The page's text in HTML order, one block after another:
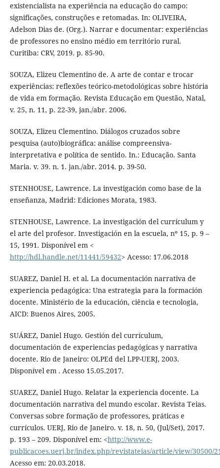
existencialista na experiência na educação do campo:
significações, construções e retomadas. In: OLIVEIRA,
Adelson Dias de. (Org.). Narrar e documentar: experiências
de professores no ensino médio em território rural.
Curitiba: CRV, 2019. p. 85-90.
SOUZA, Elizeu Clementino de. A arte de contar e trocar
experiências: reflexões teórico-metodológicas sobre história
de vida em formação. Revista Educação em Questão, Natal,
v. 25, n. 11, p. 22-39, jan./abr. 2006.
SOUZA, Elizeu Clementino. Diálogos cruzados sobre
pesquisa (auto)biográfica: análise compreensiva-
interpretativa e política de sentido. In.: Educação. Santa
Maria. v. 39. n. 1. jan./abr. 2014. p. 39-50.
STENHOUSE, Lawrence. La investigación como base de la
enseñanza, Madrid: Ediciones Morata, 1983.
STENHOUSE, Lawrence. La investigación del currículum y
el arte del profesor. Investigación en la escuela, nº 15, p. 9 –
15, 1991. Disponível em <
http://hdl.handle.net/11441/59432> Acesso: 17.06.2018
SUAREZ, Daniel H. et al. La documentación narrativa de
experiencia pedagógica: Una estrategia para la formación
docente. Ministério de la educación, ciência e tecnologia,
AICD: Buenos Aires, 2005.
SUÁREZ, Daniel Hugo. Gestión del currículum,
documentación de experiencias pedagógicas y narrativa
docente. Rio de Janeiro: OLPEd del LPP-UERJ, 2003.
Disponível em . Acesso 15.05.2017.
SUAREZ, Daniel Hugo. Relatar la experiencia docente. La
documentación narrativa del mundo escolar. Revista Teias.
Conversas sobre formação de professores, práticas e
currículos. UERJ, Rio de Janeiro. v. 18, n. 50, (Jul/Set), 2017.
p. 193 – 209. Disponível em: <http://www.e-
publicacoes.uerj.br/index.php/revistateias/article/view/30500/
Acesso em: 20.03.2018.